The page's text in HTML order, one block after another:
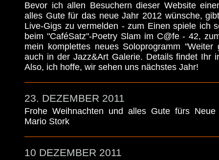
Bevor ich allen Besuchern dieser Website
alles Gute für das neue Jahr 2012 wünsche,
Live-Gigs zu vermelden - zum Einen spiele ich
beim "CaféSatz"-Poetry Slam im C@fe - 42,
mein komplettes neues Soloprogramm
auch in der Jazz&Art Galerie. Details findet Ihr
Also, ich hoffe, wir sehen uns nächstes Jahr!
23. DEZEMBER 2011
Frohe Weihnachten und alles Gute fürs
Mario Stork
10 DEZEMBER 2011